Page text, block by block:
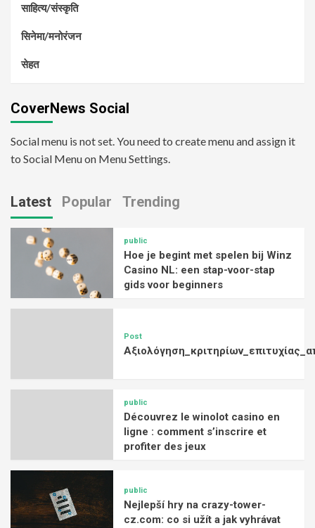
साहित्य/संस्कृति
सिनेमा/मनोरंजन
सेहत
CoverNews Social
Social menu is not set. You need to create menu and assign it
to Social Menu on Menu Settings.
Latest Popular Trending
public
Hoe je begint met spelen bij Winz
Casino NL: een stap-voor-stap
gids voor beginners
Post
public
Découvrez le winolot casino en
ligne : comment s’inscrire et
profiter des jeux
public
Nejlepší hry na crazy-tower-
cz.com: co si užít a jak vyhrávat